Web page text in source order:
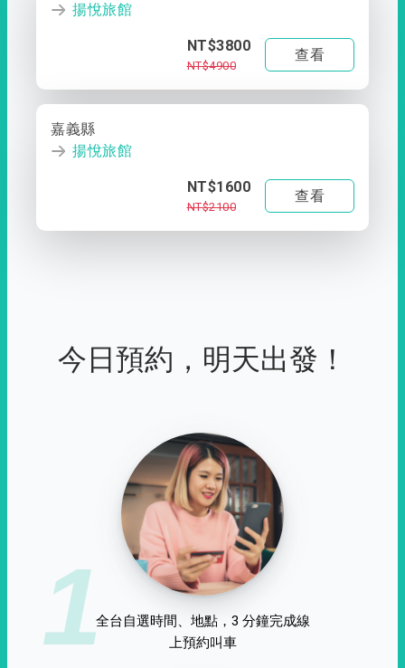
揚悅旅館
NT$3800
NT$4900
查看
嘉義縣
揚悅旅館
NT$1600
NT$2100
查看
今日預約，明天出發！
1全台自選時間、地點，3 分鐘完成線
上預約叫車